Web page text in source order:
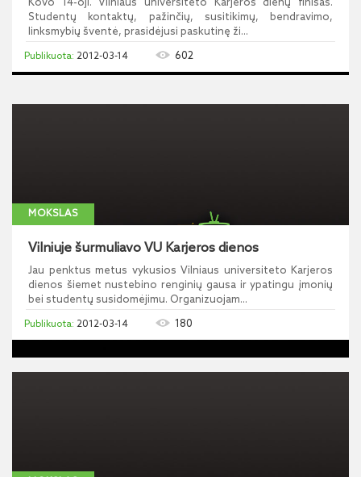
Kovo 14-oji. Vilniaus universiteto Karjeros dienų finišas.
Studentų kontaktų, pažinčių, susitikimų, bendravimo,
linksmybių šventė, prasidėjusi paskutinę ži...
2012-03-14 602
MOKSLAS
Vilniuje šurmuliavo VU Karjeros dienos
Jau penktus metus vykusios Vilniaus universiteto Karjeros
dienos šiemet nustebino renginių gausa ir ypatingu įmonių
bei studentų susidomėjimu. Organizuojam...
2012-03-14 180